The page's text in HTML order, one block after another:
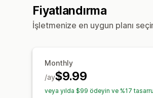
Fiyatlandırma
İşletmenize en uygun planı
Monthly
$9.99
/ay
veya yılda $99 ödeyin ve %17